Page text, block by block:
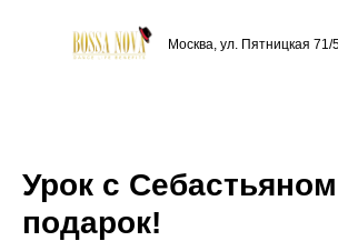
Москва, ул. Пятницкая 71/
Урок с
подарок!